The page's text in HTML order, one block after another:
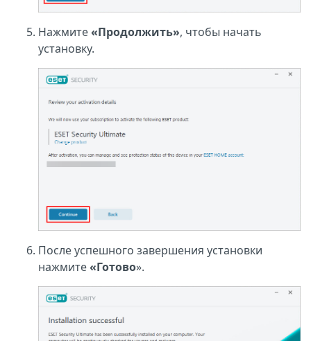
Нажмите«Продолжить», чтобы начать
установку.
После успешного завершения установки
нажмите«Готово».